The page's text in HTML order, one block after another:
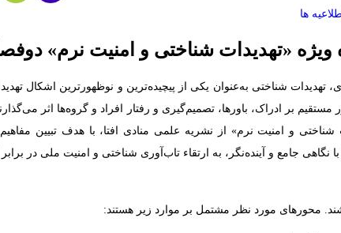
ها
«تهدیدات شناختی و امنیت نرم»
شناختی به‌عنوان یکی از پیچیده‌ترین و نوظهورترین اشکال
بر ادراک، باورها، تصمیم‌گیری و رفتار افراد و گروه‌ها اثر
و امنیت نرم» از نشریه علمی منادی افتا، با هدف تبیین
جامع و آینده‌نگر، به ارتقاء تاب‌آوری شناختی و امنیت ملی در برابر
محورهای مورد نظر مشتمل بر موارد زیر هستند: